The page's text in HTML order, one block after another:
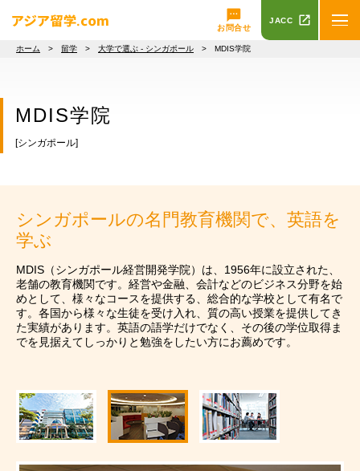
留学について 国で選ぶ お申込みの流れ コースで選ぶ
ニュース イベント TOPICS
お問合せ
JACC
ホーム > 留学 > 大学で選ぶ - シンガポール > MDIS学院
MDIS学院
[シンガポール]
シンガポールの名門教育機関で、英語を
学ぶ
MDIS（シンガポール経営開発学院）は、1956年に設立された、
老舗の教育機関です。経営や金融、会計などのビジネス分野を始
めとして、様々なコースを提供する、総合的な学校として有名で
す。各国から様々な生徒を受け入れ、質の高い授業を提供してき
た実績があります。英語の語学だけでなく、その後の学位取得ま
でを見据えてしっかりと勉強をしたい方にお薦めです。